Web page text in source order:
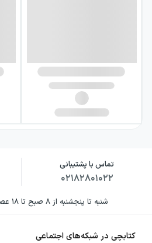
تماس با پشتیبانی
۰۲۱۸۲۸۰۱۰۲۲
شنبه تا پنجشنبه از ۸ صبح تا ۱۸ عصر بجز روزهای تعطیل
کتابچی در شبکه‌های اجتماعی